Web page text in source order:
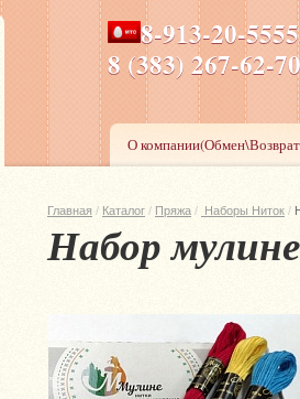
8-913-20-
8 (383) 267-
ПН-ПТ 8-17,СБ-ВС 9-
О
Главная / Каталог / Пряжа / Наборы Ниток /
Набор